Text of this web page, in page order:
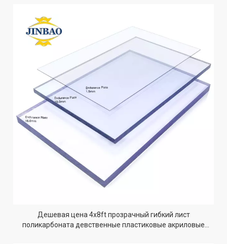
Дешевая цена 4x8ft прозрачный гибкий лист
поликарбоната девственные пластиковые акриловые